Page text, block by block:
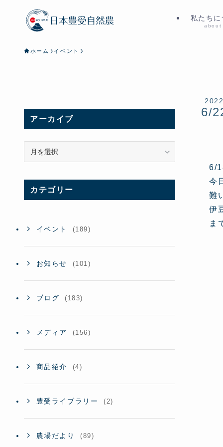
私たち
about
ホーム イベント
6/
6/
今
難
伊
ま
アーカイブ
ー
イ
ブカテゴリー
イベント (189)
お知らせ (101)
ブログ (183)
メディア (156)
商品紹介 (4)
豊受ライブラリー (2)
農場だより (89)